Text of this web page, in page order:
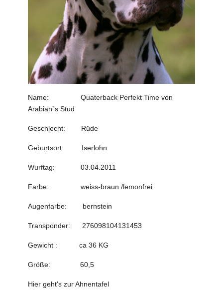
Name: Quaterback Perfekt Time von
Arabian`s Stud
Geschlecht: Rüde
Geburtsort: Iserlohn
Wurftag: 03.04.2011
Farbe: weiss-braun /lemonfrei
Augenfarbe: bernstein
Transponder: 276098104131453
Gewicht : ca 36 KG
Größe: 60,5
Hier geht's zur Ahnentafel